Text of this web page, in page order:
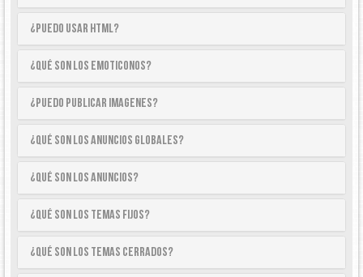
¿Puedo usar HTML?
¿Qué son los emoticonos?
¿Puedo publicar imagenes?
¿Qué son los anuncios globales?
¿Qué son los anuncios?
¿Qué son los temas fijos?
¿Qué son los temas cerrados?